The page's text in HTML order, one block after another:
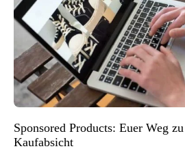
Sponsored Products: Euer Weg
Kaufabsicht